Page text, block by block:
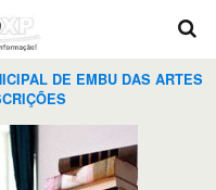
DE EMBU DAS ARTES